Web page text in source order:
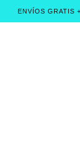
ENVÍOS GRATIS